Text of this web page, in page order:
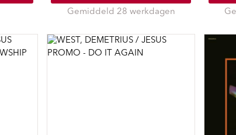
Gemiddeld 28 werkdagen